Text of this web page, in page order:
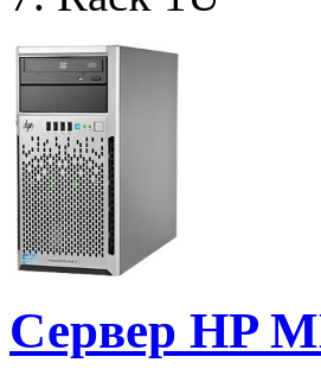
Сервер HP